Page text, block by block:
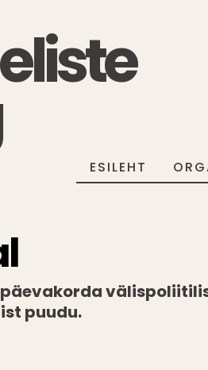
ESILEHT
puudu.